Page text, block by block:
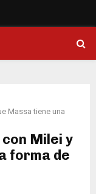
Massa tiene una
Milei y
forma de